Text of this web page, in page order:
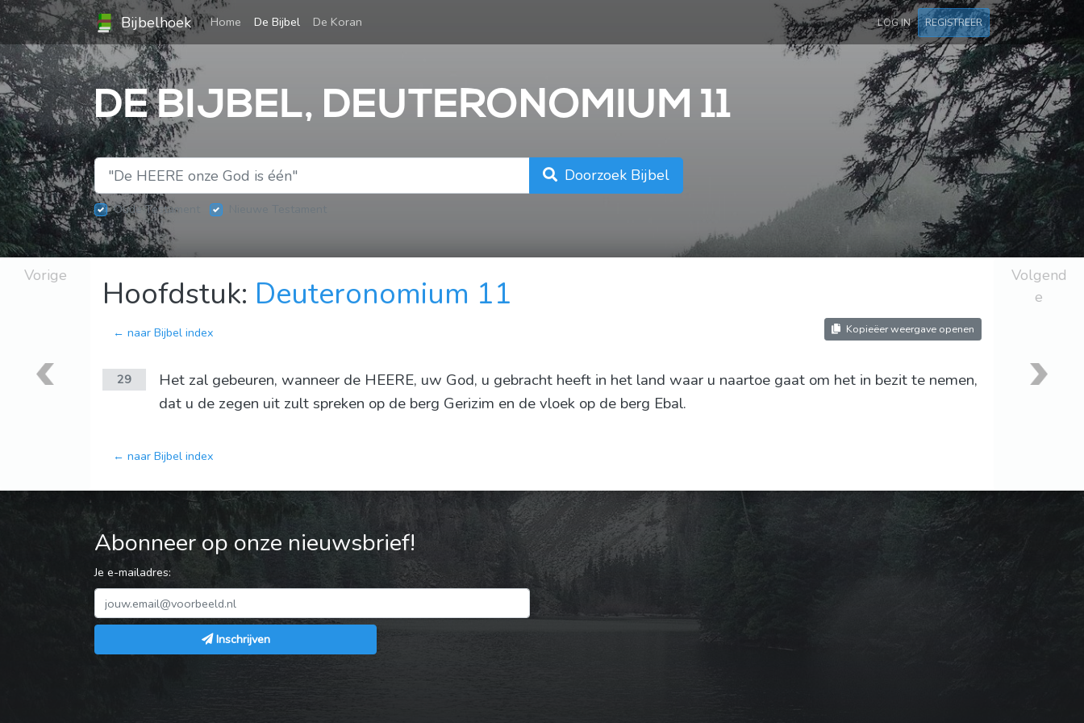
Bijbelhoek Home (current)
De Bijbel De Koran LOG IN REGISTREER
DE BIJBEL, DEUTERONOMIUM 11
Doorzoek Bijbel
Oude Testament
Vorige Hoofdstuk: Deuteronomium 11
← naar Bijbel index Kopieëer weergave openen
29
Het zal gebeuren, wanneer de HEERE, uw God, u gebracht heeft in het land waar u naartoe gaat om het in bezit te nemen,
dat u de zegen uit zult spreken op de berg Gerizim en de vloek op de berg Ebal.
← naar Bijbel index
Volgend
e
Abonneer op onze nieuwsbrief!
Je e-mailadres:
Inschrijven